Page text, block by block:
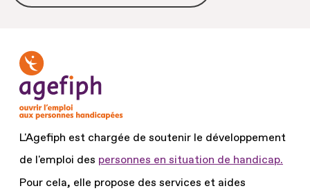
L'Agefiph est chargée de soutenir le développement
de l'emploi des personnes en situation de handicap.
Pour cela, elle propose des services et aides